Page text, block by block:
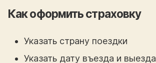
Как оформить страховку
Указать страну поездки
Указать дату въезда и выезда